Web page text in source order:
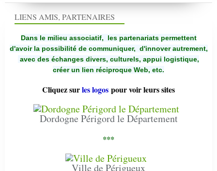
LIENS AMIS, PARTENAIRES
Dans le milieu associatif, les partenariats permettent
d'avoir la possibilité de communiquer, d'innover autrement,
avec des échanges divers, culturels, appui logistique,
créer un lien réciproque Web, etc.
Cliquez surles logos pour voir leurs sites
Dordogne Périgord le Département
***
Ville de Périgueux